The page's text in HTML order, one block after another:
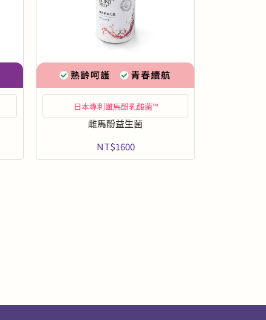
日本專利雌馬酚乳酸菌™
雌馬酚益生菌
NT$1600